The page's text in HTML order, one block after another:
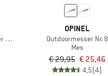
OPINEL
Outdoormesser Nr. 8
Mes
€ 29,95 € 25,46
4,5(4)